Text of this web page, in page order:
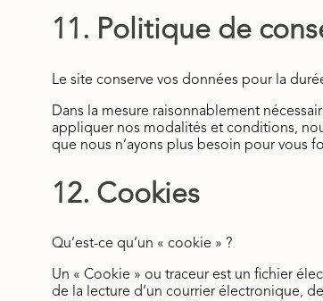
11. Politique de
Le site conserve vos données pour la
Dans la mesure raisonnablement
appliquer nos modalités et conditions,
que nous n’ayons plus besoin pour vous
12. Cookies
Qu’est-ce qu’un « cookie » ?
Un « Cookie » ou traceur est un fichier
de la lecture d’un courrier électronique,